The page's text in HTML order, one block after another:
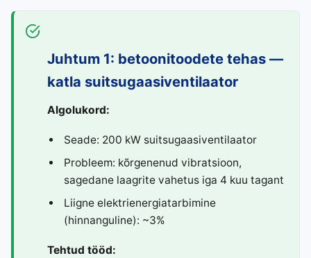
Juhtum 1: betoonitoodete tehas —
katla suitsugaasiventilaator
Algolukord:
Seade: 200 kW suitsugaasiventilaator
Probleem: kõrgenenud vibratsioon,
sagedane laagrite vahetus iga 4 kuu tagant
Liigne elektrienergiatarbimine
(hinnanguline): ~3%
Tehtud tööd: